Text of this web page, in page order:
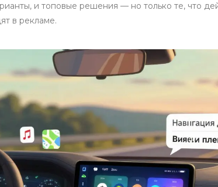
и топовые решения — но только те, что
в рекламе.